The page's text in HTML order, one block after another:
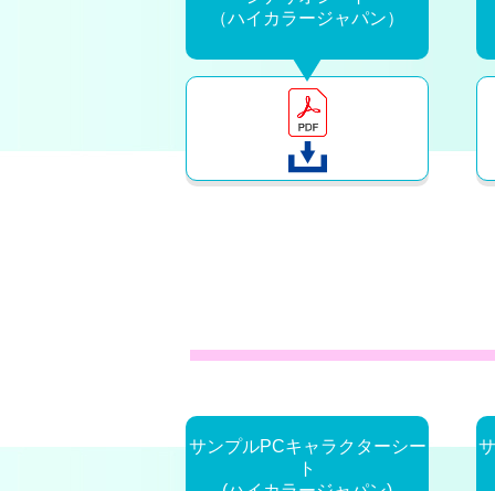
（ハイカラージャパン）
サンプルPCキャラクターシー
ト